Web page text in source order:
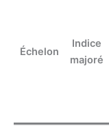
Échelon
Indice
majoré